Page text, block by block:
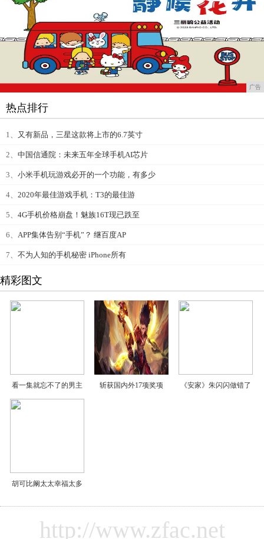
广告
热点排行
1、 又有新品，三星这款将上市的6.7英寸
2、 中国信通院：未来五年全球手机AI芯片
3、 小米手机玩游戏必开的一个功能，有多少
4、 2020年最佳游戏手机：T3的最佳游
5、 4G手机价格崩盘！魅族16T现已跌至
6、 APP集体告别“手机”？ 继百度AP
7、 不为人知的手机秘密 iPhone所有
精彩图文
看一集就忘不了的男主 斩获国内外17项奖项 《安家》朱闪闪做错了
胡可比阚太太幸福太多
http://www.zfac.net